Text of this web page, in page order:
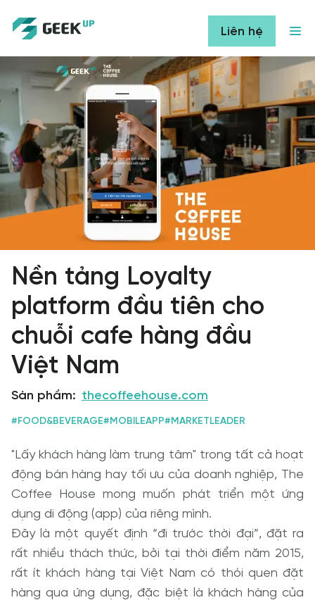
Liên hệ
Nền tảng Loyalty
platform đầu tiên cho
chuỗi cafe hàng đầu
Việt Nam
Sản phẩm: thecoffeehouse.com
#FOOD&BEVERAGE#MOBILEAPP#MARKETLEADER
"Lấy khách hàng làm trung tâm" trong tất cả hoạt
động bán hàng hay tối ưu của doanh nghiệp, The
Coffee House mong muốn phát triển một ứng
dụng di động (app) của riêng mình.
Đây là một quyết định “đi trước thời đại”, đặt ra
rất nhiều thách thức, bởi tại thời điểm năm 2015,
rất ít khách hàng tại Việt Nam có thói quen đặt
hàng qua ứng dụng, đặc biệt là khách hàng của